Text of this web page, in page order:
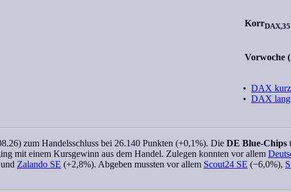
KorrDAX,35
Vorwoche
• DAX
• DAX
zum Handelsschluss bei 26.140 Punkten (+0,1%). Die DE Blue-Chips
mit einem Kursgewinn aus dem Handel. Zulegen konnten vor allem
Zalando SE (+2,8%). Abgeben mussten vor allem Scout24 SE (−6,0%),